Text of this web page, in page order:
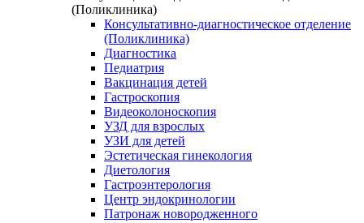
(Поликлиника)
Консультативно-диагностическое отделение
(Поликлиника)
Диагностика
Педиатрия
Вакцинация детей
Гастроскопия
Видеоколоноскопия
УЗД для взрослых
УЗИ для детей
Эстетическая гинекология
Диетология
Гастроэнтерология
Центр эндокринологии
Патронаж новородженного